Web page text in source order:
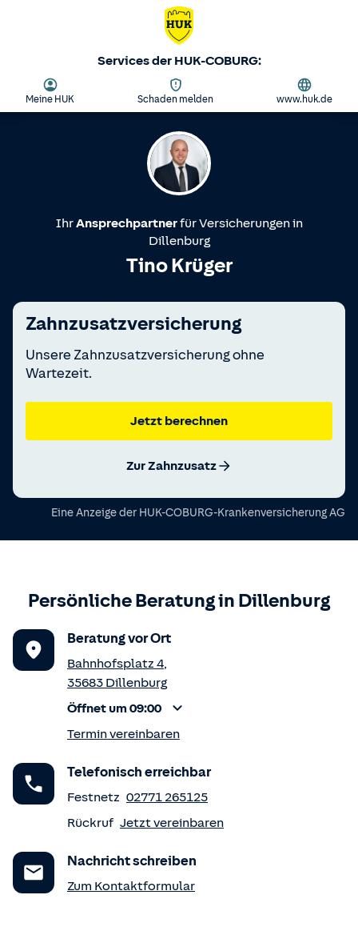
Services der HUK-COBURG:
Meine HUK Schaden melden www.huk.de
IhrAnsprechpartnerfür Versicherungen in
Dillenburg
Tino Krüger
Zahnzusatzversicherung
Unsere Zahnzusatzversicherung ohne
Wartezeit.
Jetzt berechnen
Zur Zahnzusatz
Eine Anzeige der HUK-COBURG-Krankenversicherung AG
Persönliche Beratung in Dillenburg
Beratung vor Ort
Bahnhofsplatz 4,
35683 Dillenburg
Öffnet um 09:00
Termin vereinbaren
Telefonisch erreichbar
Festnetz 02771 265125
Rückruf Jetzt vereinbaren
Nachricht schreiben
Zum Kontaktformular